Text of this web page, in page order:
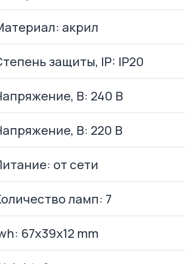
акрил
защиты, IP: IP20
В: 240 В
В: 220 В
от сети
ламп: 7
67x39x12 mm